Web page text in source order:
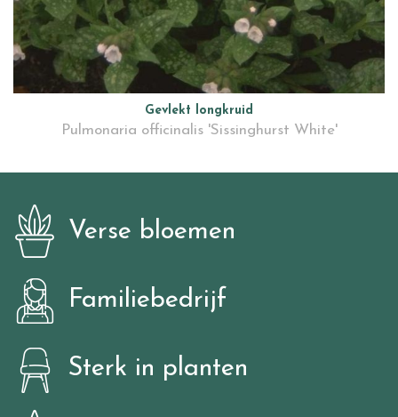
Gevlekt longkruid
Pulmonaria officinalis 'Sissinghurst White'
Verse bloemen
Familiebedrijf
Sterk in planten